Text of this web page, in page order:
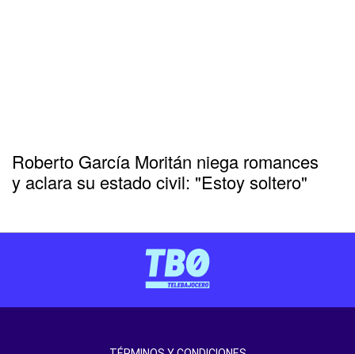
Roberto García Moritán niega romances
y aclara su estado civil: "Estoy soltero"